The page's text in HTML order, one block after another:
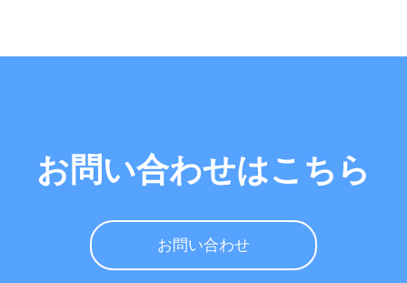
お問い合わせはこちら
お問い合わせ